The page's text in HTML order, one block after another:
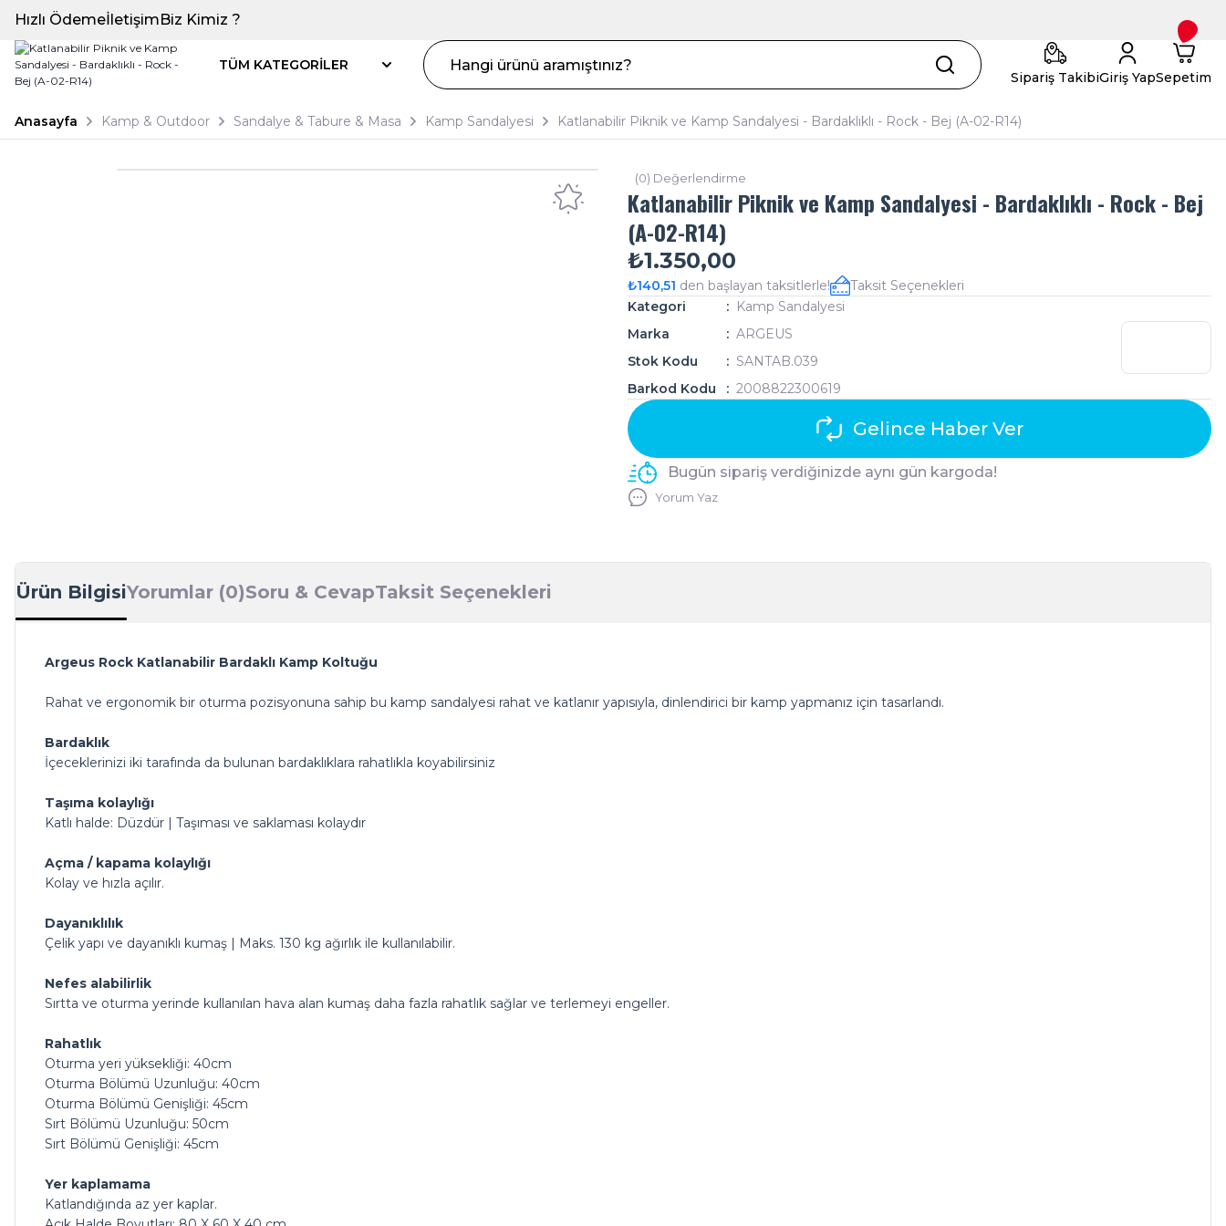
Hızlı ÖdemeİletişimBiz Kimiz ?
TÜM KATEGORİLER
Sipariş TakibiGiriş YapSepetim
Anasayfa Kamp & Outdoor Sandalye & Tabure & Masa Kamp Sandalyesi Katlanabilir Piknik ve Kamp Sandalyesi - Bardaklıklı - Rock - Bej (A-02-R14)
(0) Değerlendirme
Katlanabilir Piknik ve Kamp Sandalyesi - Bardaklıklı - Rock - Bej
(A-02-R14)
₺1.350,00
₺140,51 den başlayan taksitlerle!
Taksit Seçenekleri
Kategori
Kamp Sandalyesi
Marka
ARGEUS
Stok Kodu
SANTAB.039
Barkod Kodu
2008822300619
Gelince Haber Ver
Bugün sipariş verdiğinizde aynı gün kargoda!
Yorum Yaz
Ürün BilgisiYorumlar (0)Soru & CevapTaksit Seçenekleri
Argeus Rock Katlanabilir Bardaklı Kamp Koltuğu
Rahat ve ergonomik bir oturma pozisyonuna sahip bu kamp sandalyesi rahat ve katlanır yapısıyla, dinlendirici bir kamp yapmanız için tasarlandı.
Bardaklık
İçeceklerinizi iki tarafında da bulunan bardaklıklara rahatlıkla koyabilirsiniz
Taşıma kolaylığı
Katlı halde: Düzdür | Taşıması ve saklaması kolaydır
Açma / kapama kolaylığı
Kolay ve hızla açılır.
Dayanıklılık
Çelik yapı ve dayanıklı kumaş | Maks. 130 kg ağırlık ile kullanılabilir.
Nefes alabilirlik
Sırtta ve oturma yerinde kullanılan hava alan kumaş daha fazla rahatlık sağlar ve terlemeyi engeller.
Rahatlık
Oturma yeri yüksekliği: 40cm
Oturma Bölümü Uzunluğu: 40cm
Oturma Bölümü Genişliği: 45cm
Sırt Bölümü Uzunluğu: 50cm
Sırt Bölümü Genişliği: 45cm
Yer kaplamama
Katlandığında az yer kaplar.